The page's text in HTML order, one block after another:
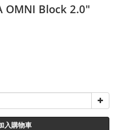
OMNI Block 2.0"
入購物車